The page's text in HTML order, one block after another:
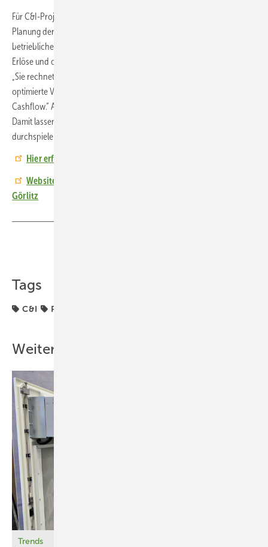
Für C&I-Projekte bietet Solarwatt ein spezielles Onlinetool, um die
Planung der Solaranlage mit der Auslegung des Speichers und die
betriebliche Anwendung zu verknüpfen. „Die Software prognostiziert
Erlöse und optimiert die Anwendung“, weiß Jan Löper von Solarwatt.
„Sie rechnet mehrere Hundert Varianten und entwickelt eine
optimierte Version nach Kriterien wie Return of Investment oder
Cashflow.“ Auch dynamische Tarife für Netzstrom sind darstellbar.
Damit lassen sich C&I-Kunden umfassend beraten und Varianten
durchspielen. (HS)
Hier erfahren Sie mehr über die C&I-Projekte von Solarwatt
Website der Firma Gerhard Schoch Druckgiesstechnik in
Görlitz
Tags
C&I Projekte
Weitere Inhalte
Trends